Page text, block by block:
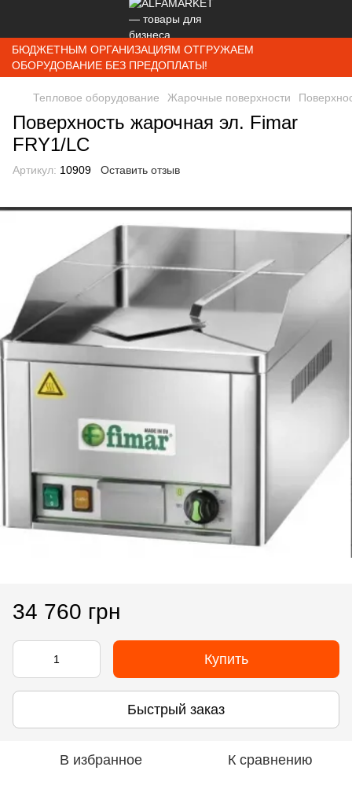
БЮДЖЕТНЫМ ОРГАНИЗАЦИЯМ ОТГРУЖАЕМ
ОБОРУДОВАНИЕ БЕЗ ПРЕДОПЛАТЫ!
Тепловое оборудование Жарочные поверхности
Поверхность жарочная эл. Fimar
FRY1/LC
Артикул: 10909 Оставить отзыв
34 760 грн
Купить
Быстрый заказ
В избранное К сравнению